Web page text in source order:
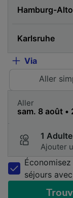
Via
Aller
Aller
1
Ajouter
séjours